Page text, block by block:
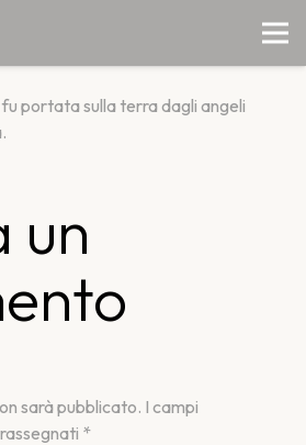
portata sulla terra dagli angeli
un
sarà pubblicato. I campi
*